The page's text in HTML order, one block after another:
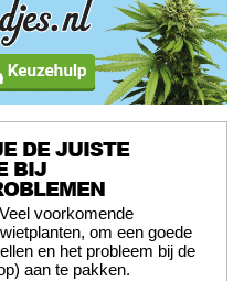
DE JUISTE
BIJ
voorkomende
om een goede
en het probleem bij de
aan te pakken.